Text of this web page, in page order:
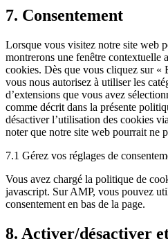
Consent
to
divers
7. Consentement
Lorsque vous visitez notre site web
montrerons une fenêtre contextuelle
cookies. Dès que vous cliquez sur «
vous nous autorisez à utiliser les
d’extensions que vous avez
comme décrit dans la présente
désactiver l’utilisation des cookies
noter que notre site web pourrait ne
7.1 Gérez vos réglages de
Vous avez chargé la politique de
javascript. Sur AMP, vous pouvez
consentement en bas de la page.
8. Activer/désactiver